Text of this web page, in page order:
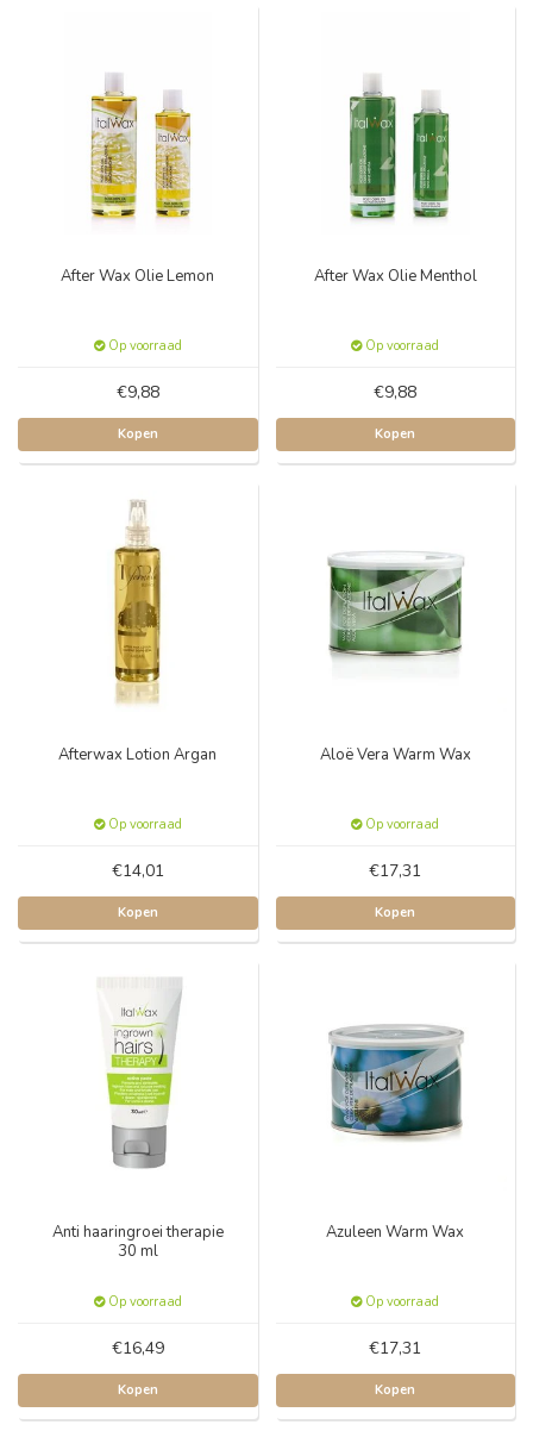
After Wax Olie Lemon
Op voorraad
€9,88
Kopen
After Wax Olie Menthol
Op voorraad
€9,88
Kopen
Afterwax Lotion Argan
Op voorraad
€14,01
Kopen
Aloë Vera Warm Wax
Op voorraad
€17,31
Kopen
Anti haaringroei therapie
30 ml
Op voorraad
€16,49
Kopen
Azuleen Warm Wax
Op voorraad
€17,31
Kopen